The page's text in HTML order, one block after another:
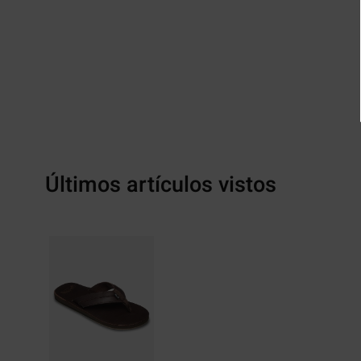
Últimos artículos vistos